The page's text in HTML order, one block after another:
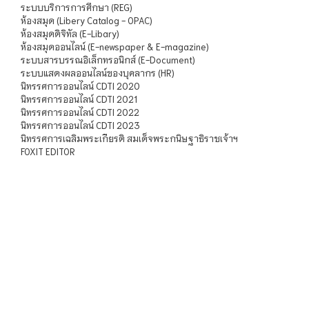
ระบบบริการการศึกษา (REG)
ห้องสมุด (Libery Catalog - OPAC)
ห้องสมุดดิจิทัล (E-Libary)
ห้องสมุดออนไลน์ (E-newspaper & E-magazine)
ระบบสารบรรณอิเล็กทรอนิกส์ (E-Document)
ระบบแสดงผลออนไลน์ของบุคลากร (HR)
นิทรรศการออนไลน์ CDTI 2020
นิทรรศการออนไลน์ CDTI 2021
นิทรรศการออนไลน์ CDTI 2022
นิทรรศการออนไลน์ CDTI 2023
นิทรรศการเฉลิมพระเกียรติ สมเด็จพระกนิษฐาธิราชเจ้าฯ
FOXIT EDITOR